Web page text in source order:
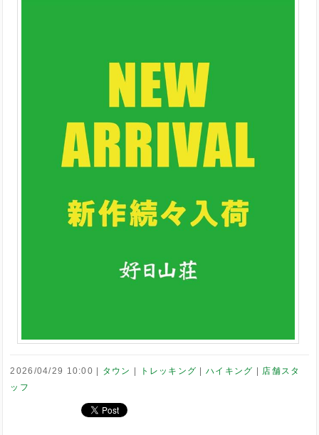
2026/04/29 10:00 タウン トレッキング ハイキング
店舗スタ
ッフ